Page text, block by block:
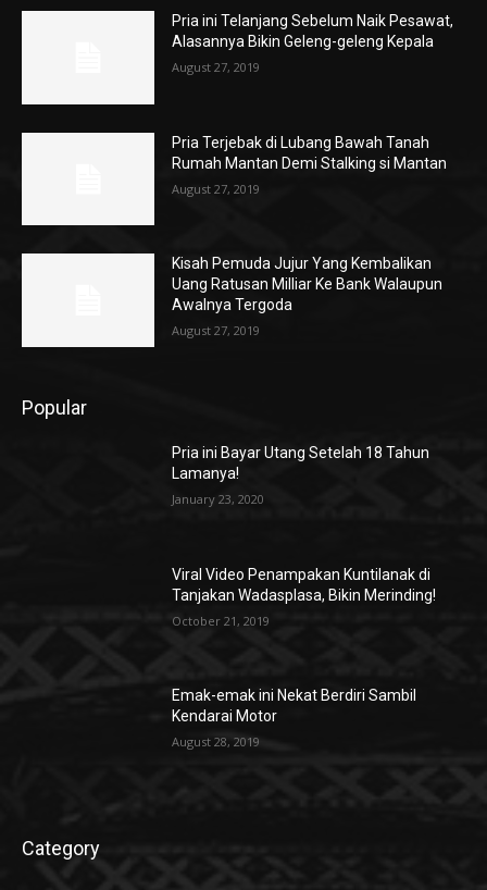
Pria ini Telanjang Sebelum Naik Pesawat,
Alasannya Bikin Geleng-geleng Kepala
August 27, 2019
Pria Terjebak di Lubang Bawah Tanah
Rumah Mantan Demi Stalking si Mantan
August 27, 2019
Kisah Pemuda Jujur Yang Kembalikan
Uang Ratusan Milliar Ke Bank Walaupun
Awalnya Tergoda
August 27, 2019
Popular
Pria ini Bayar Utang Setelah 18 Tahun
Lamanya!
January 23, 2020
Viral Video Penampakan Kuntilanak di
Tanjakan Wadasplasa, Bikin Merinding!
October 21, 2019
Emak-emak ini Nekat Berdiri Sambil
Kendarai Motor
August 28, 2019
Category